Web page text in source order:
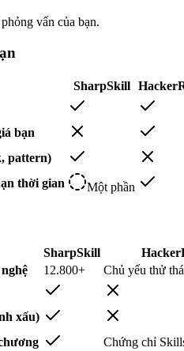
vấn của bạn.
SharpSkill
bạn
pattern)
thời gian
Một phần
SharpSkill
12.800+
Chủ yếu thử
xấu)
Chứng chỉ